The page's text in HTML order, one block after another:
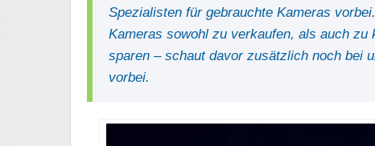
Spezialisten für gebrauchte Kameras
Kameras sowohl zu verkaufen, als auch
sparen – schaut davor zusätzlich noch bei
vorbei.